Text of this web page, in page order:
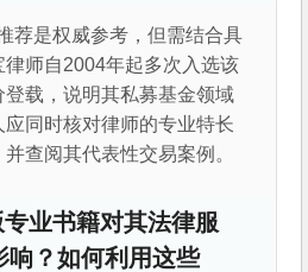
荐是权威参考，但需结合具
师自2004年起多次入选该
载，说明其私募基金领域
同时核对律师的专业特长
查阅其代表性交易案例。
业书籍对其法律服
响？如何利用这些